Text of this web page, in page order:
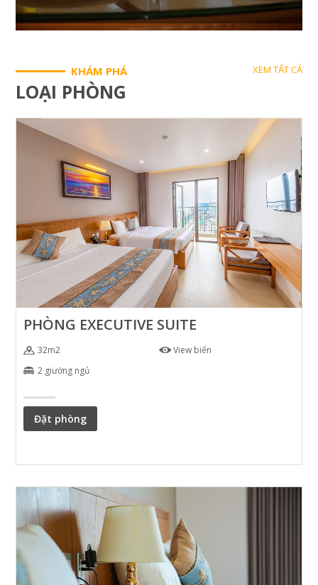
KHÁM PHÁ
LOẠI PHÒNG
XEM TẤT CẢ
PHÒNG EXECUTIVE SUITE
32m2
View biển
2 giường ngủ
Đặt phòng